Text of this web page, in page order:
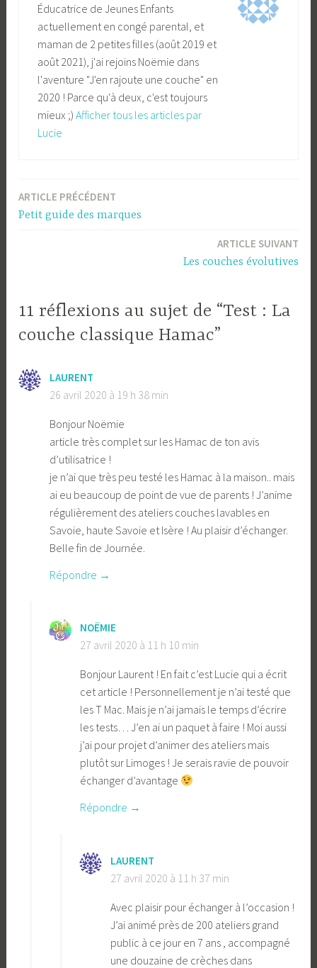
Éducatrice de Jeunes Enfants
actuellement en congé parental, et
maman de 2 petites filles (août 2019 et
août 2021), j'ai rejoins Noëmie dans
l'aventure "J'en rajoute une couche" en
2020 ! Parce qu'à deux, c'est toujours
mieux ;) Afficher tous les articles par
Lucie
Navigation
ARTICLE PRÉCÉDENT
Petit guide des marques
ARTICLE SUIVANT
Les couches évolutives
11 réflexions au sujet de “Test : La
couche classique Hamac”
LAURENT
26 avril 2020 à 19 h 38 min
Bonjour Noëmie
article très complet sur les Hamac de ton avis
d’utilisatrice !
je n’ai que très peu testé les Hamac à la maison.. mais
ai eu beaucoup de point de vue de parents ! J’anime
régulièrement des ateliers couches lavables en
Savoie, haute Savoie et Isère ! Au plaisir d’échanger.
Belle fin de Journée.
Répondre
NOËMIE
27 avril 2020 à 11 h 10 min
Bonjour Laurent ! En fait c’est Lucie qui a écrit
cet article ! Personnellement je n’ai testé que
les T Mac. Mais je n’ai jamais le temps d’écrire
les tests… J’en ai un paquet à faire ! Moi aussi
j’ai pour projet d’animer des ateliers mais
plutôt sur Limoges ! Je serais ravie de pouvoir
échanger d’avantage
Répondre
LAURENT
27 avril 2020 à 11 h 37 min
Avec plaisir pour échanger à l’occasion !
J’ai animé près de 200 ateliers grand
public à ce jour en 7 ans , accompagné
une douzaine de crèches dans